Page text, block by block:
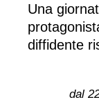
Una
diffidente
dal